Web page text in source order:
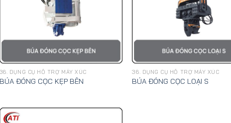
36. DỤNG CỤ HỖ TRỢ MÁY XÚC
BÚA ĐÓNG CỌC KẸP BÊN
36. DỤNG CỤ HỖ TRỢ MÁY XÚC
BÚA ĐÓNG CỌC LOẠI S